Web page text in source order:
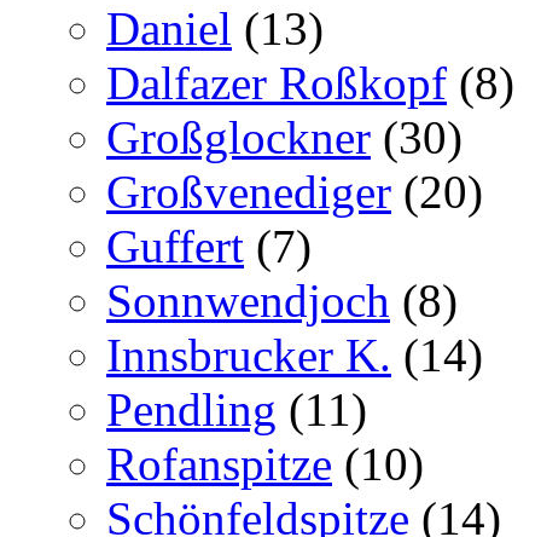
Daniel (13)
Dalfazer Roßkopf (8)
Großglockner (30)
Großvenediger (20)
Guffert (7)
Sonnwendjoch (8)
Innsbrucker K. (14)
Pendling (11)
Rofanspitze (10)
Schönfeldspitze (14)